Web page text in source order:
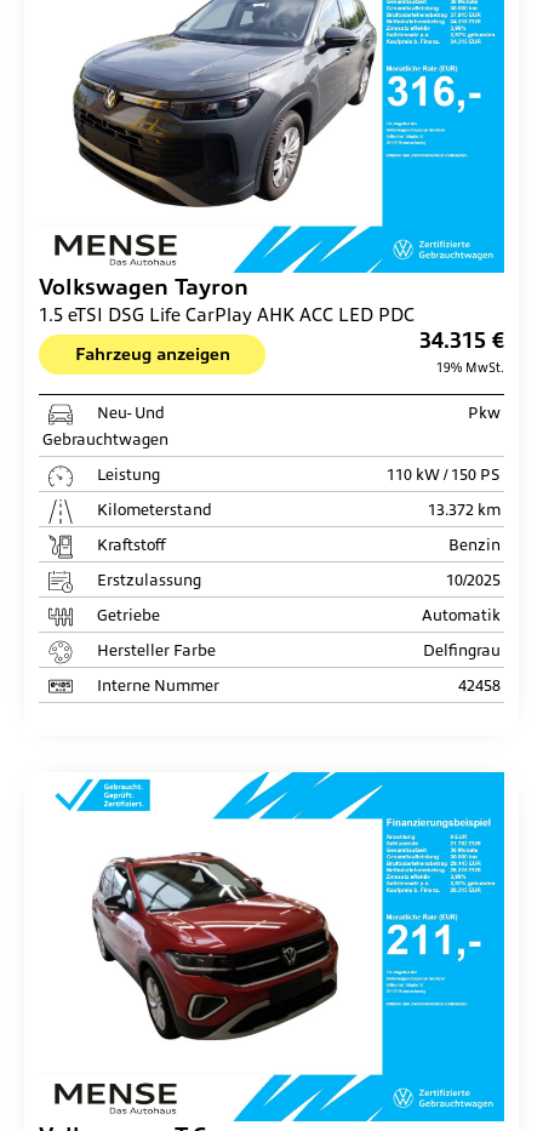
Volkswagen Tayron
1.5 eTSI DSG Life CarPlay AHK ACC LED PDC
Fahrzeug anzeigen
34.315 €
19% MwSt.
Neu- Und
Gebrauchtwagen
Pkw
Leistung
110 kW / 150 PS
Kilometerstand
13.372 km
Kraftstoff
Benzin
Erstzulassung
10/2025
Getriebe
Automatik
Hersteller Farbe
Delfingrau
Interne Nummer
42458